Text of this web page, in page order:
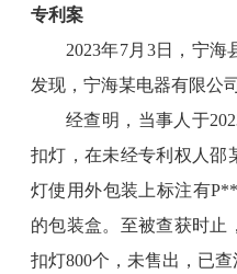
专利案
2023年7月3日，宁
发现，宁海某电器有限公
经查明，当事人于
扣灯，在未经专利权人邵
灯使用外包装上标注有
的包装盒。至被查获时止
扣灯800个，未售出，已